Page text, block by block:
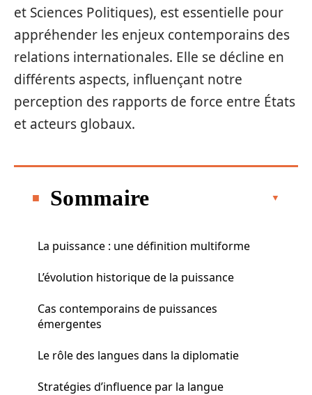
et Sciences Politiques), est essentielle pour
appréhender les enjeux contemporains des
relations internationales. Elle se décline en
différents aspects, influençant notre
perception des rapports de force entre États
et acteurs globaux.
Sommaire
La puissance : une définition multiforme
L’évolution historique de la puissance
Cas contemporains de puissances
émergentes
Le rôle des langues dans la diplomatie
Stratégies d’influence par la langue